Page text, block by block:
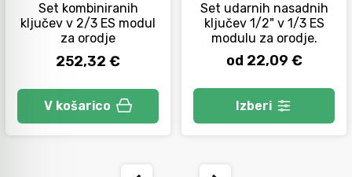
Set kombiniranih
ključev v 2/3 ES modul
za orodje
252,32 €
V košarico
Set udarnih nasadnih
ključev 1/2" v 1/3 ES
modulu za orodje.
od 22,09 €
Izberi